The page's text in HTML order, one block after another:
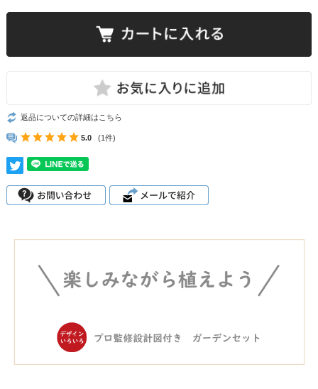
返品についての詳細はこちら
5.0 (1件)